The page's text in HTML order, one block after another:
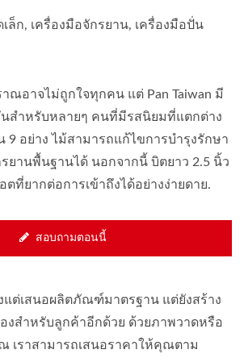
ล็ก, เครื่องมือจักรยาน, เครื่องมือปั่น
ณอาจไม่ถูกใจทุกคน แต่ Pan Taiwan มี
นสำหรับหลายๆ คนที่มีรสนิยมที่แตกต่าง
อย่าง ไม้สามารถแก้ไขการบำรุงรักษา
ยานพื้นฐานได้ นอกจากนี้ บิตยาว 2.5 นิ้ว
ตที่ยากต่อการเข้าถึงได้อย่างง่ายดาย.
สอบถามตอนนี้
งแต่เสนอผลิตภัณฑ์มาตรฐาน แต่ยังสร้าง
งสำหรับลูกค้าอีกด้วย ด้วยภาพวาดหรือ
เราสามารถเสนอราคาให้คุณตาม